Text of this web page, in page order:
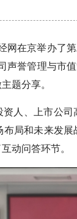
网在京举办了
声誉管理与市
题分享。
人、上市公
局和未来发
动问答环节。